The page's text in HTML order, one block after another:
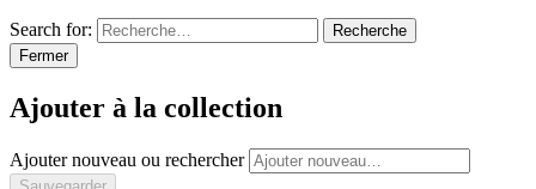
Search for:
Recherche
Fermer
Ajouter à la collection
Ajouter nouveau ou rechercher